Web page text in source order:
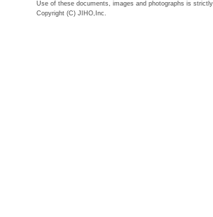
Use of these documents, images and photographs is
Copyright (C) JIHO,Inc.